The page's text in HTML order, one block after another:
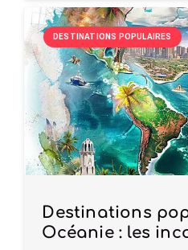
DESTINATIONS POPULAIRES
Destinations
Océanie : les